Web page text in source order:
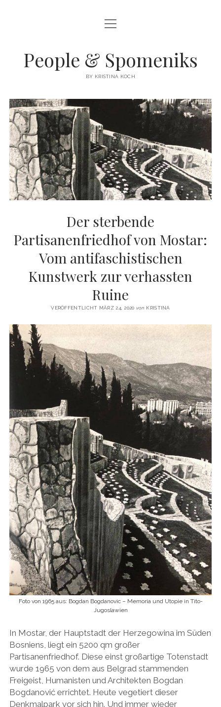
STARTSEITE
IRAK
SPOMENIKS – KURZ ERKLÄRT
DAS KLEINE MONUMENT FÜR DIE PARTISANEN VON MEDENO
POLJE
Menü
öffnen
DER STERBENDE PARTISANENFRIEDHOF VON MOSTAR: VOM
ANTIFASCHISTISCHEN KUNSTWERK ZUR VERHASSTEN RUINE
Menü
öffnen
Menü
DIE WEINREBE – DAS MONUMENT DER MENSCHEN VON SVIRČE
BEGEGNUNGEN
LOOKING FOR ATLANTIS/COLLAGEN
KONTAKT
IMPRESSUM/IMPRINT
DATENSCHUTZ
email
Menü
öffnen
People & Spomeniks
BY KRISTINA KOCH
Der sterbende
Partisanenfriedhof von Mostar:
Vom antifaschistischen
Kunstwerk zur verhassten
Ruine
VERÖFFENTLICHT MÄRZ 24, 2020 von KRISTINA
Foto von 1965 aus: Bogdan Bogdanovic – Memoria und Utopie in Tito-
Jugoslawien
In Mostar, der Hauptstadt der Herzegowina im Süden
Bosniens, liegt ein 5200 qm großer
Partisanenfriedhof. Diese einst großartige Totenstadt
wurde 1965 von dem aus Belgrad stammenden
Freigeist, Humanisten und Architekten Bogdan
Bogdanović errichtet. Heute vegetiert dieser
Denkmalpark vor sich hin. Und immer wieder